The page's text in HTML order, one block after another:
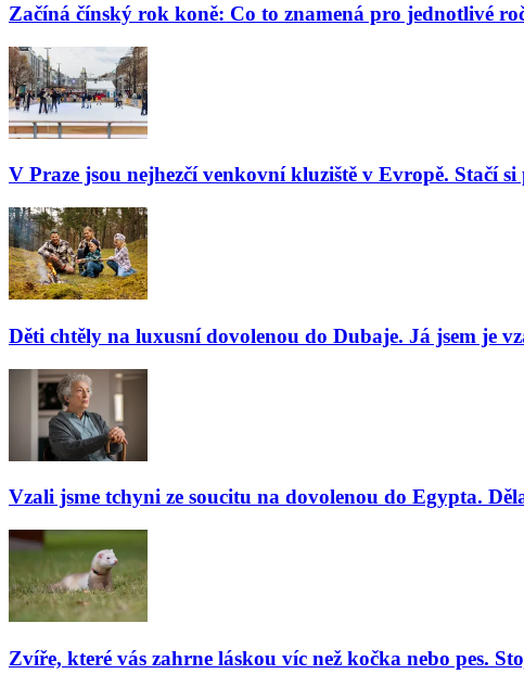
Začíná čínský rok koně: Co to znamená pro jednotlivé
V Praze jsou nejhezčí venkovní kluziště v Evropě. Stačí
Děti chtěly na luxusní dovolenou do Dubaje. Já jsem je
Vzali jsme tchyni ze soucitu na dovolenou do Egypta.
Zvíře, které vás zahrne láskou víc než kočka nebo pes.